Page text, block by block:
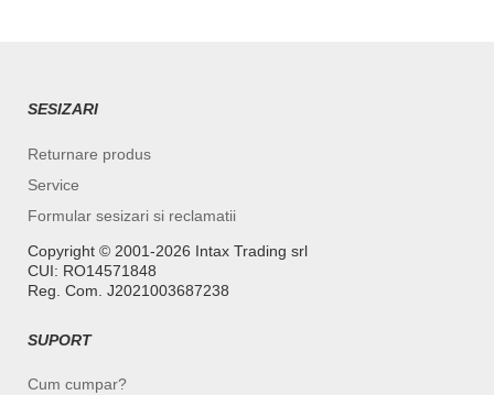
SESIZARI
Returnare produs
Service
Formular sesizari si reclamatii
Copyright ©️ 2001-2026 Intax Trading srl
CUI: RO14571848
Reg. Com. J2021003687238
SUPORT
Cum cumpar?